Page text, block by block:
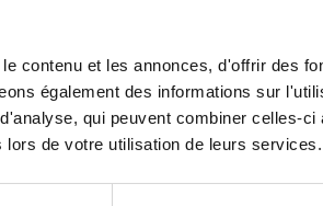
contenu et les annonces, d'offrir des
également des informations sur
qui peuvent combiner celles-
de votre utilisation de leurs services.